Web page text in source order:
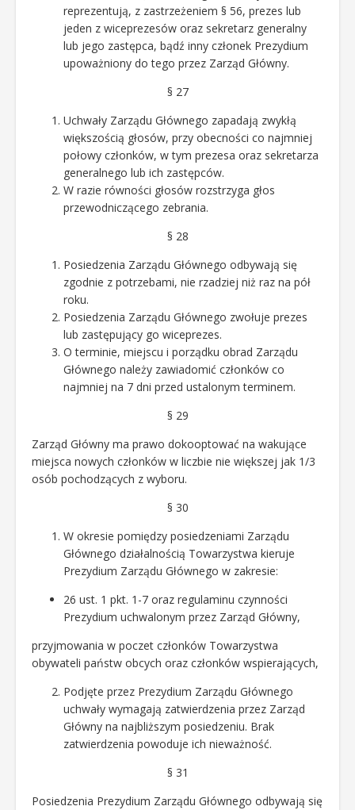
reprezentują, z zastrzeżeniem § 56, prezes lub
jeden z wiceprezesów oraz sekretarz generalny
lub jego zastępca, bądź inny członek Prezydium
upoważniony do tego przez Zarząd Główny.
§ 27
Uchwały Zarządu Głównego zapadają zwykłą
większością głosów, przy obecności co najmniej
połowy członków, w tym prezesa oraz sekretarza
generalnego lub ich zastępców.
W razie równości głosów rozstrzyga głos
przewodniczącego zebrania.
§ 28
Posiedzenia Zarządu Głównego odbywają się
zgodnie z potrzebami, nie rzadziej niż raz na pół
roku.
Posiedzenia Zarządu Głównego zwołuje prezes
lub zastępujący go wiceprezes.
O terminie, miejscu i porządku obrad Zarządu
Głównego należy zawiadomić członków co
najmniej na 7 dni przed ustalonym terminem.
§ 29
Zarząd Główny ma prawo dokooptować na wakujące
miejsca nowych członków w liczbie nie większej jak 1/3
osób pochodzących z wyboru.
§ 30
W okresie pomiędzy posiedzeniami Zarządu
Głównego działalnością Towarzystwa kieruje
Prezydium Zarządu Głównego w zakresie:
26 ust. 1 pkt. 1-7 oraz regulaminu czynności
Prezydium uchwalonym przez Zarząd Główny,
przyjmowania w poczet członków Towarzystwa
obywateli państw obcych oraz członków wspierających,
Podjęte przez Prezydium Zarządu Głównego
uchwały wymagają zatwierdzenia przez Zarząd
Główny na najbliższym posiedzeniu. Brak
zatwierdzenia powoduje ich nieważność.
§ 31
Posiedzenia Prezydium Zarządu Głównego odbywają się